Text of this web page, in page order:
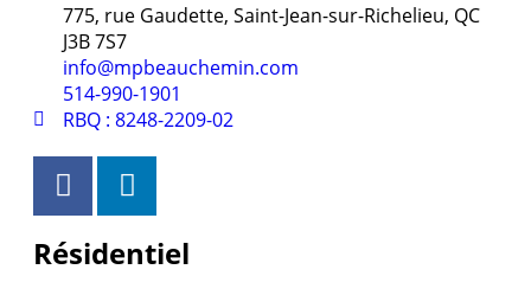
775, rue Gaudette, Saint-Jean-sur-Richelieu, QC
J3B 7S7
info@mpbeauchemin.com
514-990-1901
RBQ : 8248-2209-02
Résidentiel